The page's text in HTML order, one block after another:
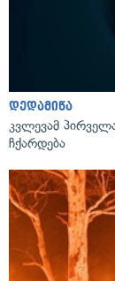
დედამიწა
კვლევამ
ჩქარდება